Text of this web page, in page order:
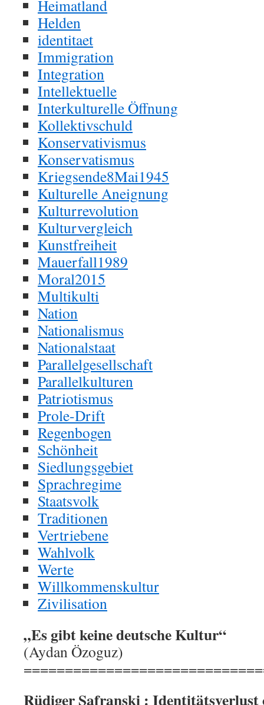
Heimatland
Helden
identitaet
Immigration
Integration
Intellektuelle
Interkulturelle Öffnung
Kollektivschuld
Konservativismus
Konservatismus
Kriegsende8Mai1945
Kulturelle Aneignung
Kulturrevolution
Kulturvergleich
Kunstfreiheit
Mauerfall1989
Moral2015
Multikulti
Nation
Nationalismus
Nationalstaat
Parallelgesellschaft
Parallelkulturen
Patriotismus
Prole-Drift
Regenbogen
Schönheit
Siedlungsgebiet
Sprachregime
Staatsvolk
Traditionen
Vertriebene
Wahlvolk
Werte
Willkommenskultur
Zivilisation
„Es gibt keine deutsche Kultur“
(Aydan Özoguz)
Rüdiger Safranski : Identitätsverlust